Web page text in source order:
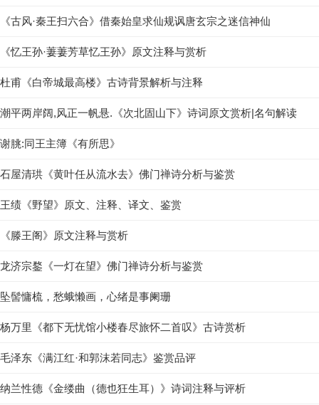
《古风·秦王扫六合》借秦始皇求仙规讽唐玄宗之迷信神仙
《忆王孙·萋萋芳草忆王孙》原文注释与赏析
杜甫《白帝城最高楼》古诗背景解析与注释
潮平两岸阔,风正一帆悬.《次北固山下》诗词原文赏析|名句解读
谢朓:同王主簿《有所思》
石屋清珙《黄叶任从流水去》佛门禅诗分析与鉴赏
王绩《野望》原文、注释、译文、鉴赏
《滕王阁》原文注释与赏析
龙济宗鍪《一灯在望》佛门禅诗分析与鉴赏
坠髻慵梳，愁蛾懒画，心绪是事阑珊
杨万里《都下无忧馆小楼春尽旅怀二首叹》古诗赏析
毛泽东《满江红·和郭沫若同志》鉴赏品评
纳兰性德《金缕曲（德也狂生耳）》诗词注释与评析